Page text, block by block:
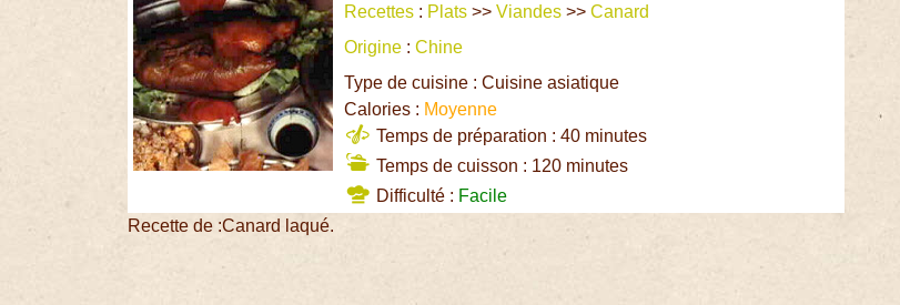
Recettes : Plats >>Viandes >>Canard
Origine :Chine
Type de cuisine : Cuisine asiatique
Calories : Moyenne
Temps de préparation : 40 minutes
Temps de cuisson : 120 minutes
Difficulté : Facile
Recette de :Canard laqué.